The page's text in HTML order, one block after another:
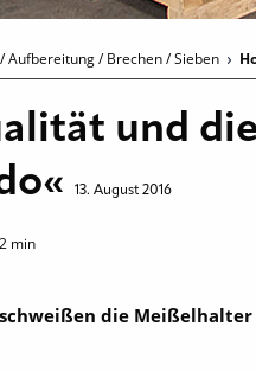
Aufbereitung / Brechen / Sieben
und
13. August 2016
2 min
die Meißelhalter